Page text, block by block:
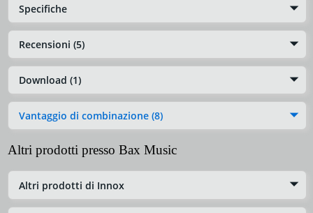
Specifiche
Recensioni (5)
Download (1)
Vantaggio di combinazione (8)
Altri prodotti presso Bax Music
Altri prodotti di Innox